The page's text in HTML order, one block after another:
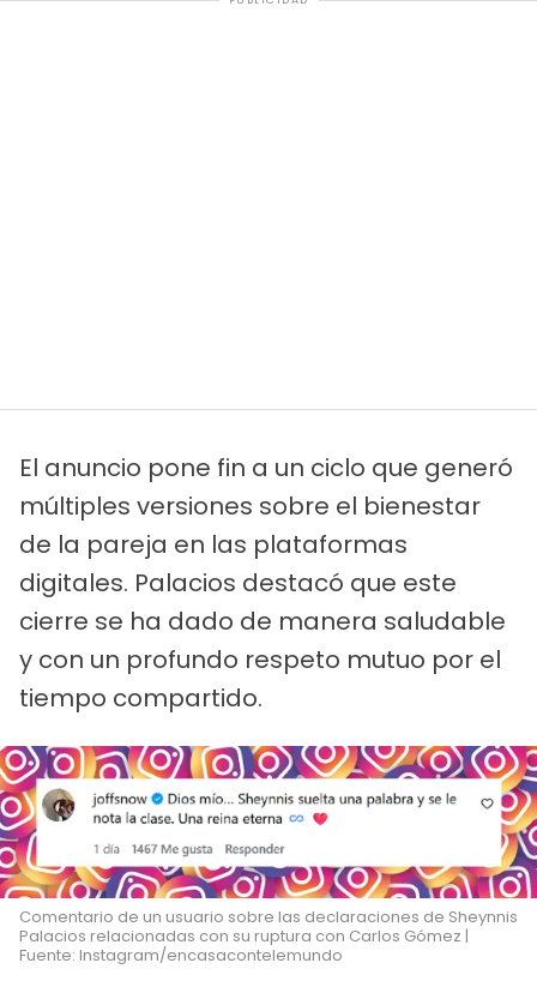
El anuncio pone fin a un ciclo que generó
múltiples versiones sobre el bienestar
de la pareja en las plataformas
digitales. Palacios destacó que este
cierre se ha dado de manera saludable
y con un profundo respeto mutuo por el
tiempo compartido.
Comentario de un usuario sobre las declaraciones de Sheynnis
Palacios relacionadas con su ruptura con Carlos Gómez |
Fuente: Instagram/encasacontelemundo